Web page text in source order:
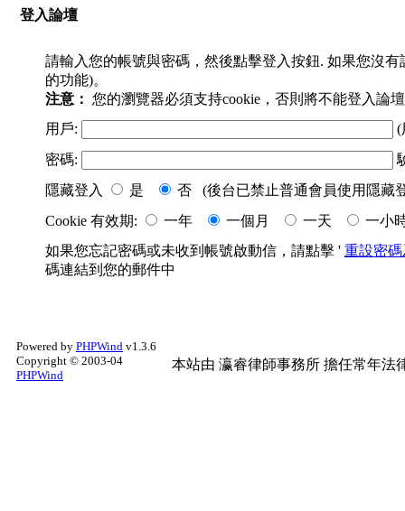
登入論壇
請輸入您的帳號與密碼，然後點擊登入按鈕. 如果您沒
的功能)。
注意： 您的瀏覽器必須支持cookie，否則將不能登入論
用戶:
(
密碼:
隱藏登入
是
否 (後台已禁止普通會員使用隱藏
Cookie 有效期:
一年 一個月 一天
一小
如果您忘記密碼或未收到帳號啟動信，請點擊 ' 重設密
碼連結到您的郵件中
Powered by PHPWind v1.3.6
Copyright © 2003-04
PHPWind
本站由 瀛睿律師事務所 擔任常年法